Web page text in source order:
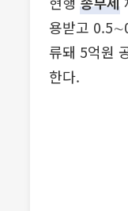
용받고
류돼 5억원
한다.